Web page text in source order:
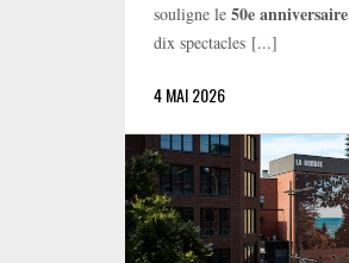
souligne le50e anniversaire
dix spectacles [...]
4 MAI 2026